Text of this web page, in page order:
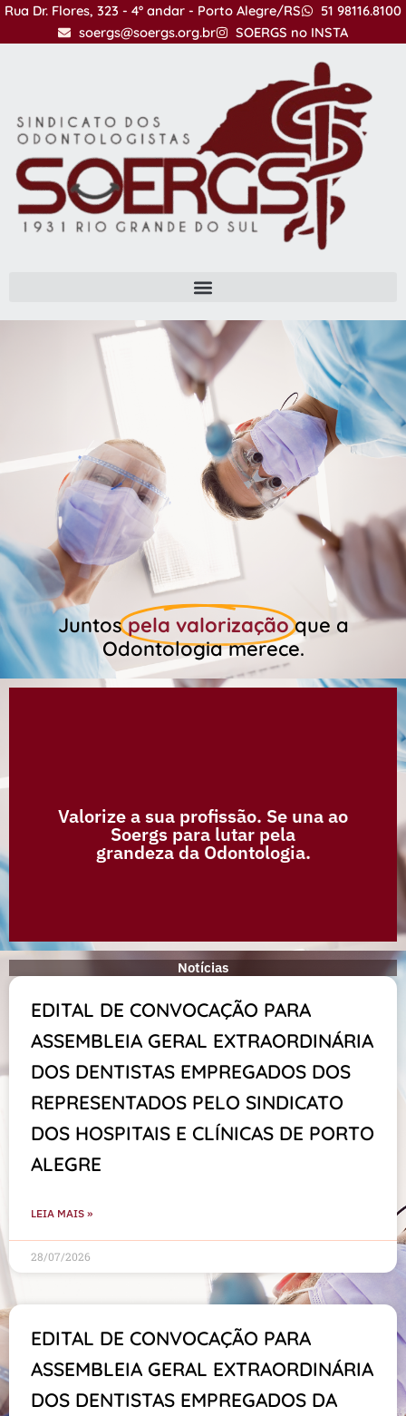
IrRua Dr. Flores, 323 - 4º andar - Porto Alegre/RS
51 98116.8100
soergs@soergs.org.br
SOERGS no INSTA
Juntos pela valorização que a
Odontologia merece.
Valorize a sua profissão. Se una ao
Soergs para lutar pela
grandeza da Odontologia.
Clique e preencha o formulário
Notícias
EDITAL DE CONVOCAÇÃO PARA
ASSEMBLEIA GERAL EXTRAORDINÁRIA
DOS DENTISTAS EMPREGADOS DOS
REPRESENTADOS PELO SINDICATO
DOS HOSPITAIS E CLÍNICAS DE PORTO
ALEGRE
LEIA MAIS »
28/07/2026
EDITAL DE CONVOCAÇÃO PARA
ASSEMBLEIA GERAL EXTRAORDINÁRIA
DOS DENTISTAS EMPREGADOS DA